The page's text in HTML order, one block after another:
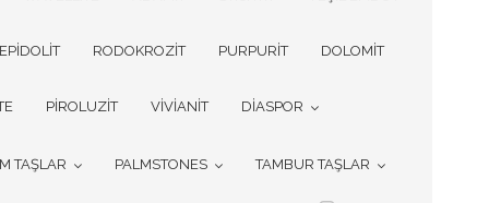
RODOKROZİT PURPURİT DOLOMİT
PİROLUZİT VİVİANİT DİASPOR
TAŞLAR PALMSTONES TAMBUR TAŞLAR